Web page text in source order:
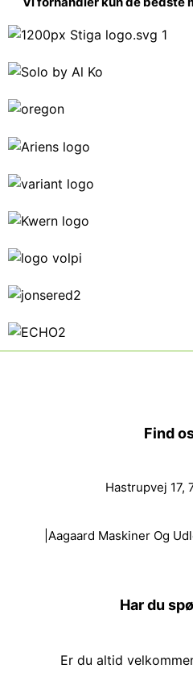
Find
Hastrupvej 17,
|Aagaard Maskiner Og
Har du
Er du altid